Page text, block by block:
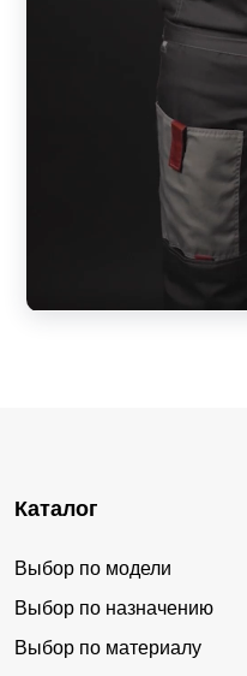
Каталог
Выбор по модели
Выбор по назначению
Выбор по материалу